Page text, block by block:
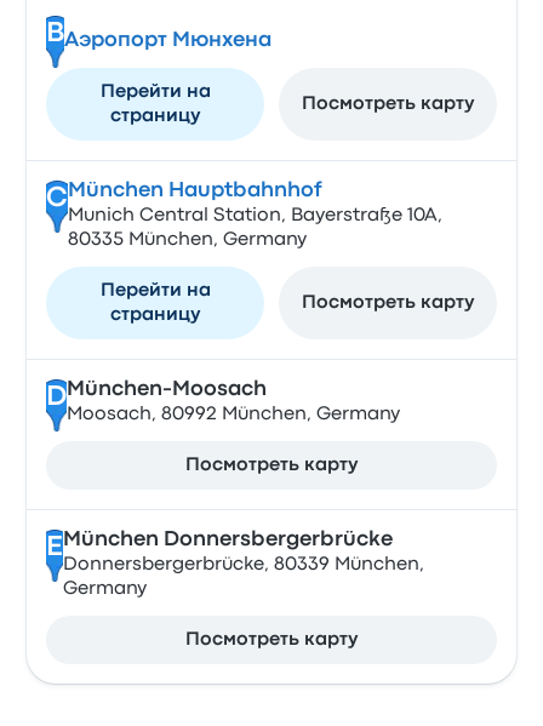
BАэропорт Мюнхена
Перейти на
страницу
Посмотреть карту
CMünchen Hauptbahnhof
Munich Central Station, Bayerstraße 10A,
80335 München, Germany
Перейти на
страницу
Посмотреть карту
DMünchen-Moosach
Moosach, 80992 München, Germany
Посмотреть карту
E München Donnersbergerbrücke
Donnersbergerbrücke, 80339 München,
Germany
Посмотреть карту